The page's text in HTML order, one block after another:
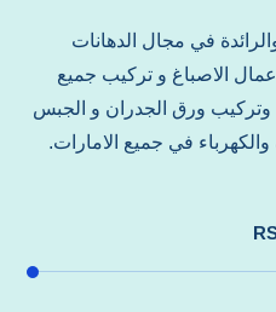
في مجال الدهانات
الاصباغ و تركيب جميع
وتركيب ورق الجدران و الجبس
في جميع الامارات.